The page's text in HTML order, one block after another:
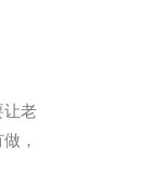
让老
，